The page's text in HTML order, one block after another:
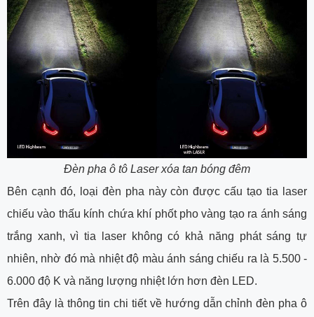
Đèn pha ô tô Laser xóa tan bóng đêm
Bên cạnh đó, loại đèn pha này còn được cấu tạo tia laser
chiếu vào thấu kính chứa khí phốt pho vàng tạo ra ánh sáng
trắng xanh, vì tia laser không có khả năng phát sáng tự
nhiên, nhờ đó mà nhiệt độ màu ánh sáng chiếu ra là 5.500 -
6.000 độ K và năng lượng nhiệt lớn hơn đèn LED.
Trên đây là thông tin chi tiết về hướng dẫn chỉnh đèn pha ô